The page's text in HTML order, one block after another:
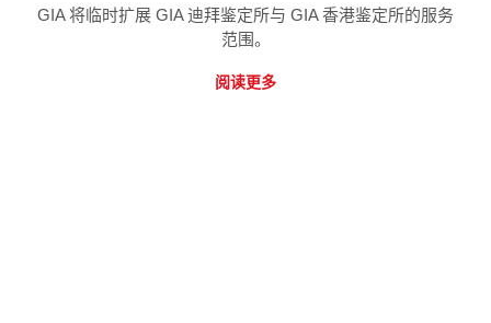
GIA 将临时扩展 GIA 迪拜鉴定所与 GIA 香港鉴定所的服务
范围。
阅读更多